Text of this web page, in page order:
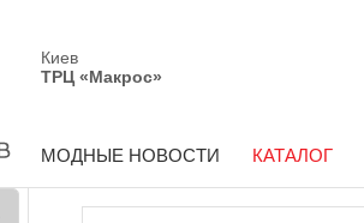
Киев
ТРЦ «Макрос»
МОДНЫЕ НОВОСТИ КАТАЛОГ